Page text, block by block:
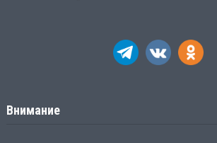
Внимание